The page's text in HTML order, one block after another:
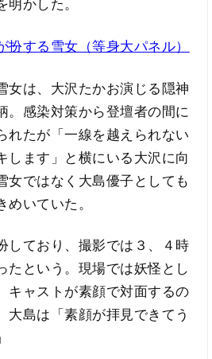
かした。
扮する雪女（等身大パネル）
は、大沢たかお演じる隠神
。感染対策から登壇者の間に
れたが「一線を越えられない
します」と横にいる大沢に向
女ではなく大島優子としても
いていた。
ており、撮影では３、４時
たという。現場では妖怪とし
キャストが素顔で対面するの
大島は「素顔が拝見できてう